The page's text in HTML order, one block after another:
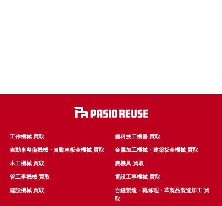
工作機械 買取 歯科技工機器 買取
自動車整備機械・自動車板金機械 買取 金属加工機械・建築板金機械 買取
木工機械 買取 農機具 買取
管工事機械 買取 電設工事機械 買取
建設機械 買取
合鍵製造・靴修理・革製品製造加工 買
取